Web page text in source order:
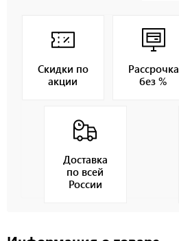
Скидки по
акции
Рассрочка
без %
Доставка
по всей
России